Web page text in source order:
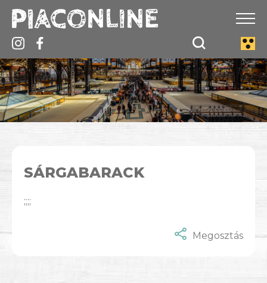
SÁRGABARACK
;;;;
Megosztás